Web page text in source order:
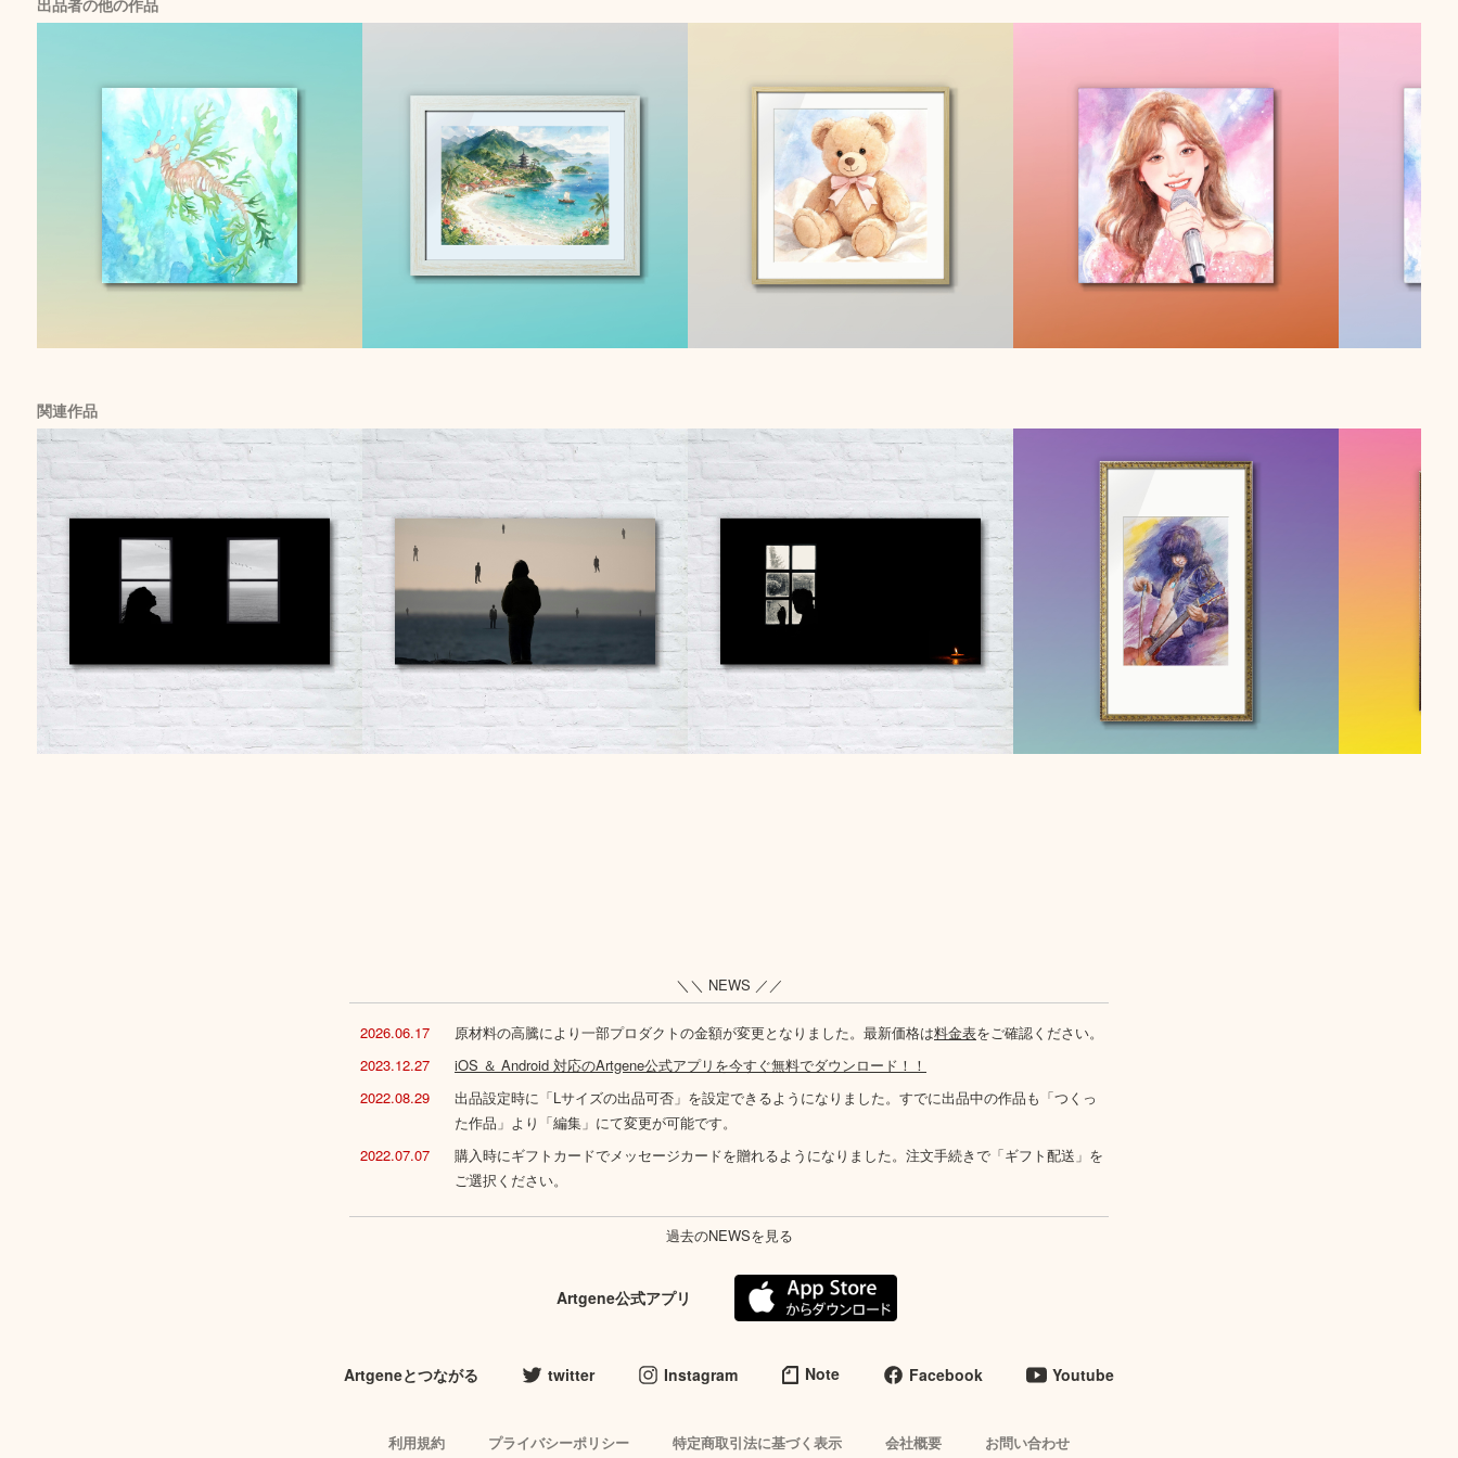
関連作品
＼＼ NEWS ／／
2026.06.17 原材料の高騰により一部プロダクトの金額が変更となりました。最新価格は料金表をご確認ください。
2023.12.27
iOS ＆ Android 対応のArtgene公式アプリを今すぐ無料でダウンロード！！
2022.08.29
出品設定時に「Lサイズの出品可否」を設定できるようになりました。すでに出品中の作品も「つくっ
た作品」より「編集」にて変更が可能です。
2022.07.07
購入時にギフトカードでメッセージカードを贈れるようになりました。注文手続きで「ギフト配送」を
ご選択ください。
過去のNEWSを見る
Artgene公式アプリ
Artgeneとつながる twitter Instagram Note Facebook Youtube
利用規約 プライバシーポリシー 特定商取引法に基づく表示 会社概要 お問い合わせ